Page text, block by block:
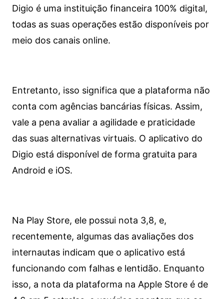
Digio é uma instituição financeira 100% digital,
todas as suas operações estão disponíveis por
meio dos canais online.
Entretanto, isso significa que a plataforma não
conta com agências bancárias físicas. Assim,
vale a pena avaliar a agilidade e praticidade
das suas alternativas virtuais. O aplicativo do
Digio está disponível de forma gratuita para
Android e iOS.
Na Play Store, ele possui nota 3,8, e,
recentemente, algumas das avaliações dos
internautas indicam que o aplicativo está
funcionando com falhas e lentidão. Enquanto
isso, a nota da plataforma na Apple Store é de